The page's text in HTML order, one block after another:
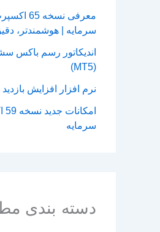
معرفی
سرمایه | هوشمندتر،
اندیکاتور رسم باکس
(MT5)
نرم افزار افزایش بازدید
سرمایه
دسته بندی